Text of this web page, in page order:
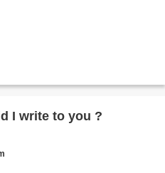
I write to you ?